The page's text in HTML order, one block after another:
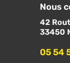
Nous
42
33450
05 54